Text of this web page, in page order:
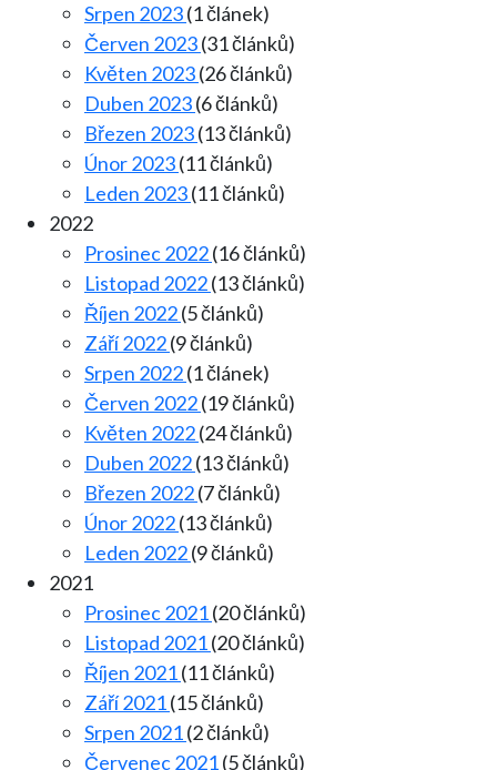
Srpen 2023(1 článek)
Červen 2023(31 článků)
Květen 2023(26 článků)
Duben 2023(6 článků)
Březen 2023(13 článků)
Únor 2023(11 článků)
Leden 2023(11 článků)
2022
Prosinec 2022(16 článků)
Listopad 2022(13 článků)
Říjen 2022(5 článků)
Září 2022(9 článků)
Srpen 2022(1 článek)
Červen 2022(19 článků)
Květen 2022(24 článků)
Duben 2022(13 článků)
Březen 2022(7 článků)
Únor 2022(13 článků)
Leden 2022(9 článků)
2021
Prosinec 2021(20 článků)
Listopad 2021(20 článků)
Říjen 2021(11 článků)
Září 2021(15 článků)
Srpen 2021(2 článků)
Červenec 2021(5 článků)